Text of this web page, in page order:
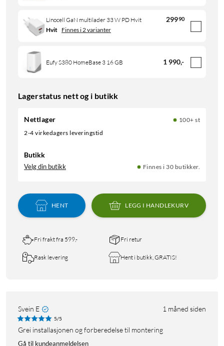
Linocell GaN multilader 33 W PD Hvit 29990
Hvit Finnes i 2 varianter
Eufy S380 HomeBase 3 16 GB 1 990,-
Lagerstatus nett og i butikk
Nettlager
100+ st
2-4 virkedagers leveringstid
Butikk
Velg din butikk Finnes i 30 butikker.
HENT LEGG I HANDLEKURV
Fri frakt fra 599,- Fri retur
Rask levering Hent i butikk, GRATIS!
Svein E 1 måned siden
5/5
Grei installasjonen og forberedelse til montering
Gå til kundeanmeldelsen